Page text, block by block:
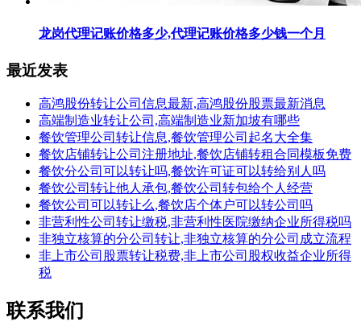
龙岗代理记账价格多少,代理记账价格多少钱一个月
最近发表
高鸿股份转让公司信息最新,高鸿股份股票最新消息
高端制造业转让公司,高端制造业新加坡有哪些
餐饮管理公司转让信息,餐饮管理公司起名大全集
餐饮店铺转让公司注册地址,餐饮店铺转租合同模板免费
餐饮分公司可以转让吗,餐饮许可证可以转给别人吗
餐饮公司转让他人承包,餐饮公司转包给个人经营
餐饮公司可以转让么,餐饮店个体户可以转公司吗
非营利性公司转让缴税,非营利性医院缴纳企业所得税吗
非独立核算的分公司转让,非独立核算的分公司成立流程
非上市公司股票转让税费,非上市公司股权收益企业所得
税
联系我们